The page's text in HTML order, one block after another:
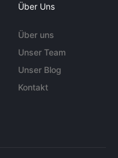
Über Uns
Über uns
Unser Team
Unser Blog
Kontakt